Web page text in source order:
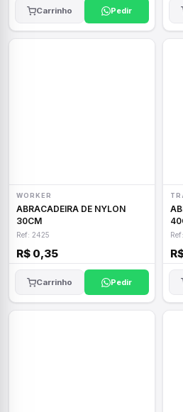
Carrinho Pedir
WORKER
ABRACADEIRA DE NYLON
30CM
Ref: 2425
R$ 0,35
Carrinho Pedir